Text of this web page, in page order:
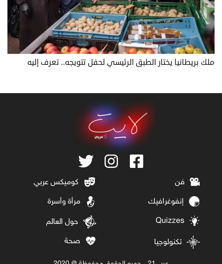
ملك بريطانيا يختار الطبق الرئيسي لحفل تتويجه.. تعرف إليه
فن كوميكس عربي
إنفوغرافيك مرأة وأسرة
Quizzes حول العالم
تكنولوجيا صحة